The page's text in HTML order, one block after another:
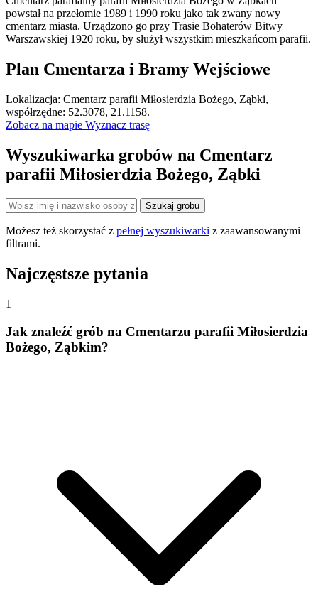
powstał na przełomie 1989 i 1990 roku jako tak zwany nowy
cmentarz miasta. Urządzono go przy Trasie Bohaterów Bitwy
Warszawskiej 1920 roku, by służył wszystkim mieszkańcom parafii.
Plan Cmentarza i Bramy Wejściowe
Cmentarz parafii Miłosierdzia Bożego, Ząbki
×
+
−
Lokalizacja: Cmentarz parafii Miłosierdzia Bożego, Ząbki,
współrzędne: 52.3078, 21.1158.
Zobacz na mapie Wyznacz trasę
Wyszukiwarka grobów na Cmentarz
parafii Miłosierdzia Bożego, Ząbki
Szukaj grobu
Możesz też skorzystać z pełnej wyszukiwarki z zaawansowanymi
filtrami.
Najczęstsze pytania
1
Jak znaleźć grób na Cmentarzu parafii Miłosierdzia
Bożego, Ząbkim?